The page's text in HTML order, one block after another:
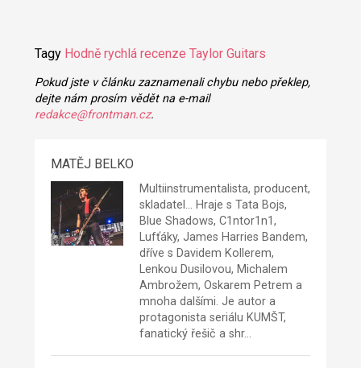
Tagy Hodně rychlá recenze Taylor Guitars
Pokud jste v článku zaznamenali chybu nebo překlep,
dejte nám prosím vědět na e-mail
redakce@frontman.cz.
MATĚJ BELKO
Multiinstrumentalista, producent,
skladatel... Hraje s Tata Bojs,
Blue Shadows, C1ntor1n1,
Lufťáky, James Harries Bandem,
dříve s Davidem Kollerem,
Lenkou Dusilovou, Michalem
Ambrožem, Oskarem Petrem a
mnoha dalšími. Je autor a
protagonista seriálu KUMŠT,
fanatický řešič a shr…